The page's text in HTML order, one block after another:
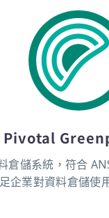
Pivotal
倉儲系統，符合
企業對資料倉儲使